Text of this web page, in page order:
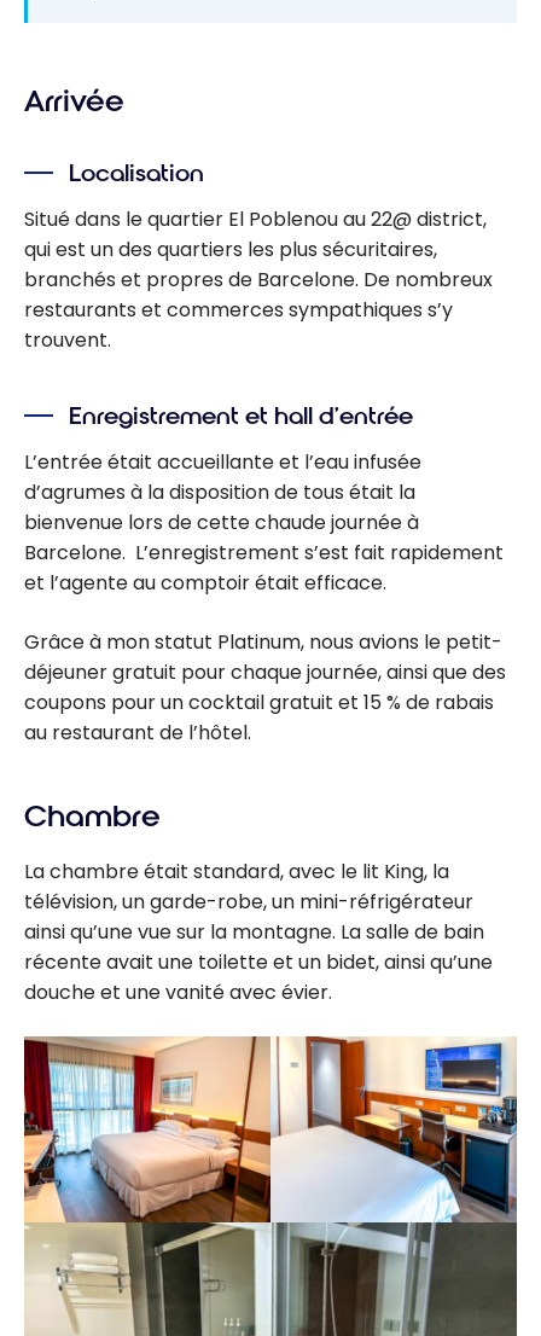
Arrivée
Localisation
Situé dans le quartier El Poblenou au 22@ district,
qui est un des quartiers les plus sécuritaires,
branchés et propres de Barcelone. De nombreux
restaurants et commerces sympathiques s’y
trouvent.
Enregistrement et hall d’entrée
L’entrée était accueillante et l’eau infusée
d’agrumes à la disposition de tous était la
bienvenue lors de cette chaude journée à
Barcelone. L’enregistrement s’est fait rapidement
et l’agente au comptoir était efficace.
Grâce à mon statut Platinum, nous avions le petit-
déjeuner gratuit pour chaque journée, ainsi que des
coupons pour un cocktail gratuit et 15 % de rabais
au restaurant de l’hôtel.
Chambre
La chambre était standard, avec le lit King, la
télévision, un garde-robe, un mini-réfrigérateur
ainsi qu’une vue sur la montagne. La salle de bain
récente avait une toilette et un bidet, ainsi qu’une
douche et une vanité avec évier.